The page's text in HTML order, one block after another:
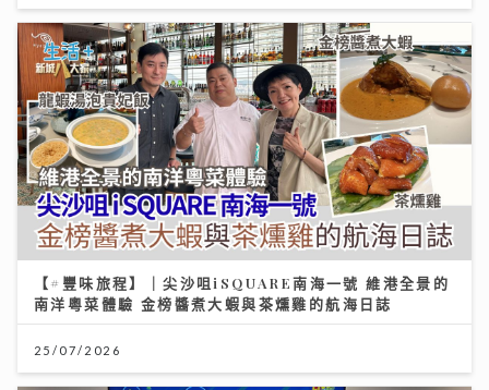
【#豐味旅程】｜尖沙咀iSQUARE南海一號 維港全景的
南洋粵菜體驗 金榜醬煮大蝦與茶燻雞的航海日誌
25/07/2026